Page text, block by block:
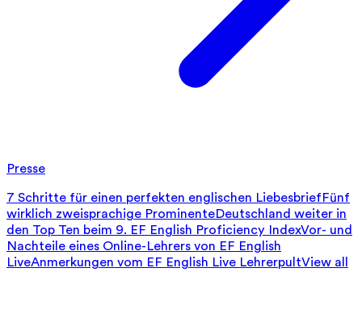
Presse
7 Schritte für einen perfekten englischen LiebesbriefFünf
wirklich zweisprachige ProminenteDeutschland weiter in
den Top Ten beim 9. EF English Proficiency IndexVor- und
Nachteile eines Online-Lehrers von EF English
LiveAnmerkungen vom EF English Live LehrerpultView all